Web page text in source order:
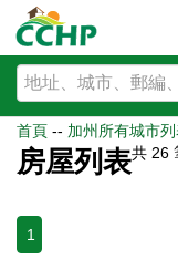
首頁 -- 加州所有城市
房屋列表共 26
1